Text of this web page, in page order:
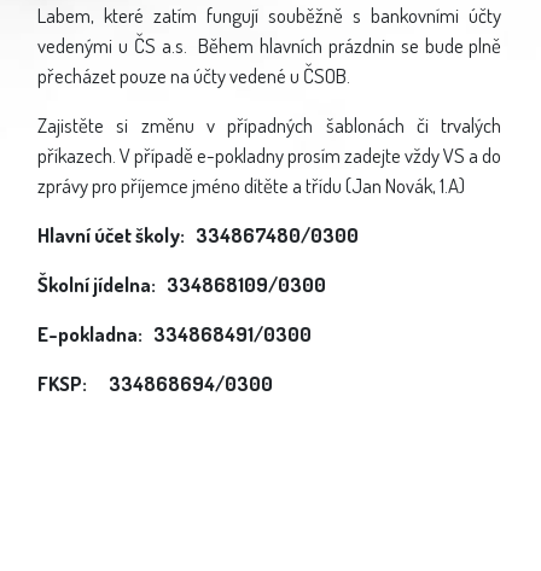
Labem, které zatím fungují souběžně s bankovními účty
vedenými u ČS a.s. Během hlavních prázdnin se bude plně
přecházet pouze na účty vedené u ČSOB.
Zajistěte si změnu v případných šablonách či trvalých
příkazech. V případě e-pokladny prosím zadejte vždy VS a do
zprávy pro příjemce jméno dítěte a třídu (Jan Novák, 1.A)
Hlavní účet školy: 334867480/0300
Školní jídelna: 334868109/0300
E-pokladna: 334868491/0300
FKSP: 334868694/0300